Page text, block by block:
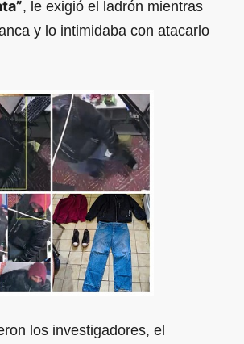
, le exigió el ladrón mientras
y lo intimidaba con atacarlo
los investigadores, el